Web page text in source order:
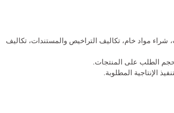
مواد خام، تكاليف التراخيص والمستندات، تكاليف
الطلب على المنتجات.
الإنتاجية المطلوبة.